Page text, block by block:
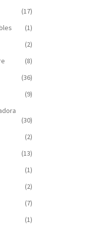
(17)
(1)
(2)
(8)
(36)
(9)
(30)
(2)
(13)
(1)
(2)
(7)
(1)